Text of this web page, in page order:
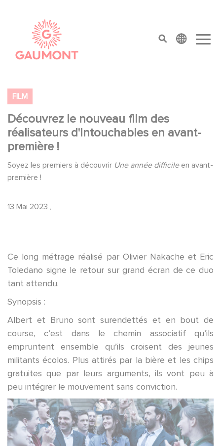
top menu
FILM
Découvrez le nouveau film des
réalisateurs d'Intouchables en avant-
première !
Soyez les premiers à découvrir Une année difficileen avant-
première !
13 Mai 2023 ,
Ce long métrage réalisé par Olivier Nakache et Eric
Toledano signe le retour sur grand écran de ce duo
tant attendu.
Synopsis :
Albert et Bruno sont surendettés et en bout de
course, c’est dans le chemin associatif qu’ils
empruntent ensemble qu’ils croisent des jeunes
militants écolos. Plus attirés par la bière et les chips
gratuites que par leurs arguments, ils vont peu à
peu intégrer le mouvement sans conviction.